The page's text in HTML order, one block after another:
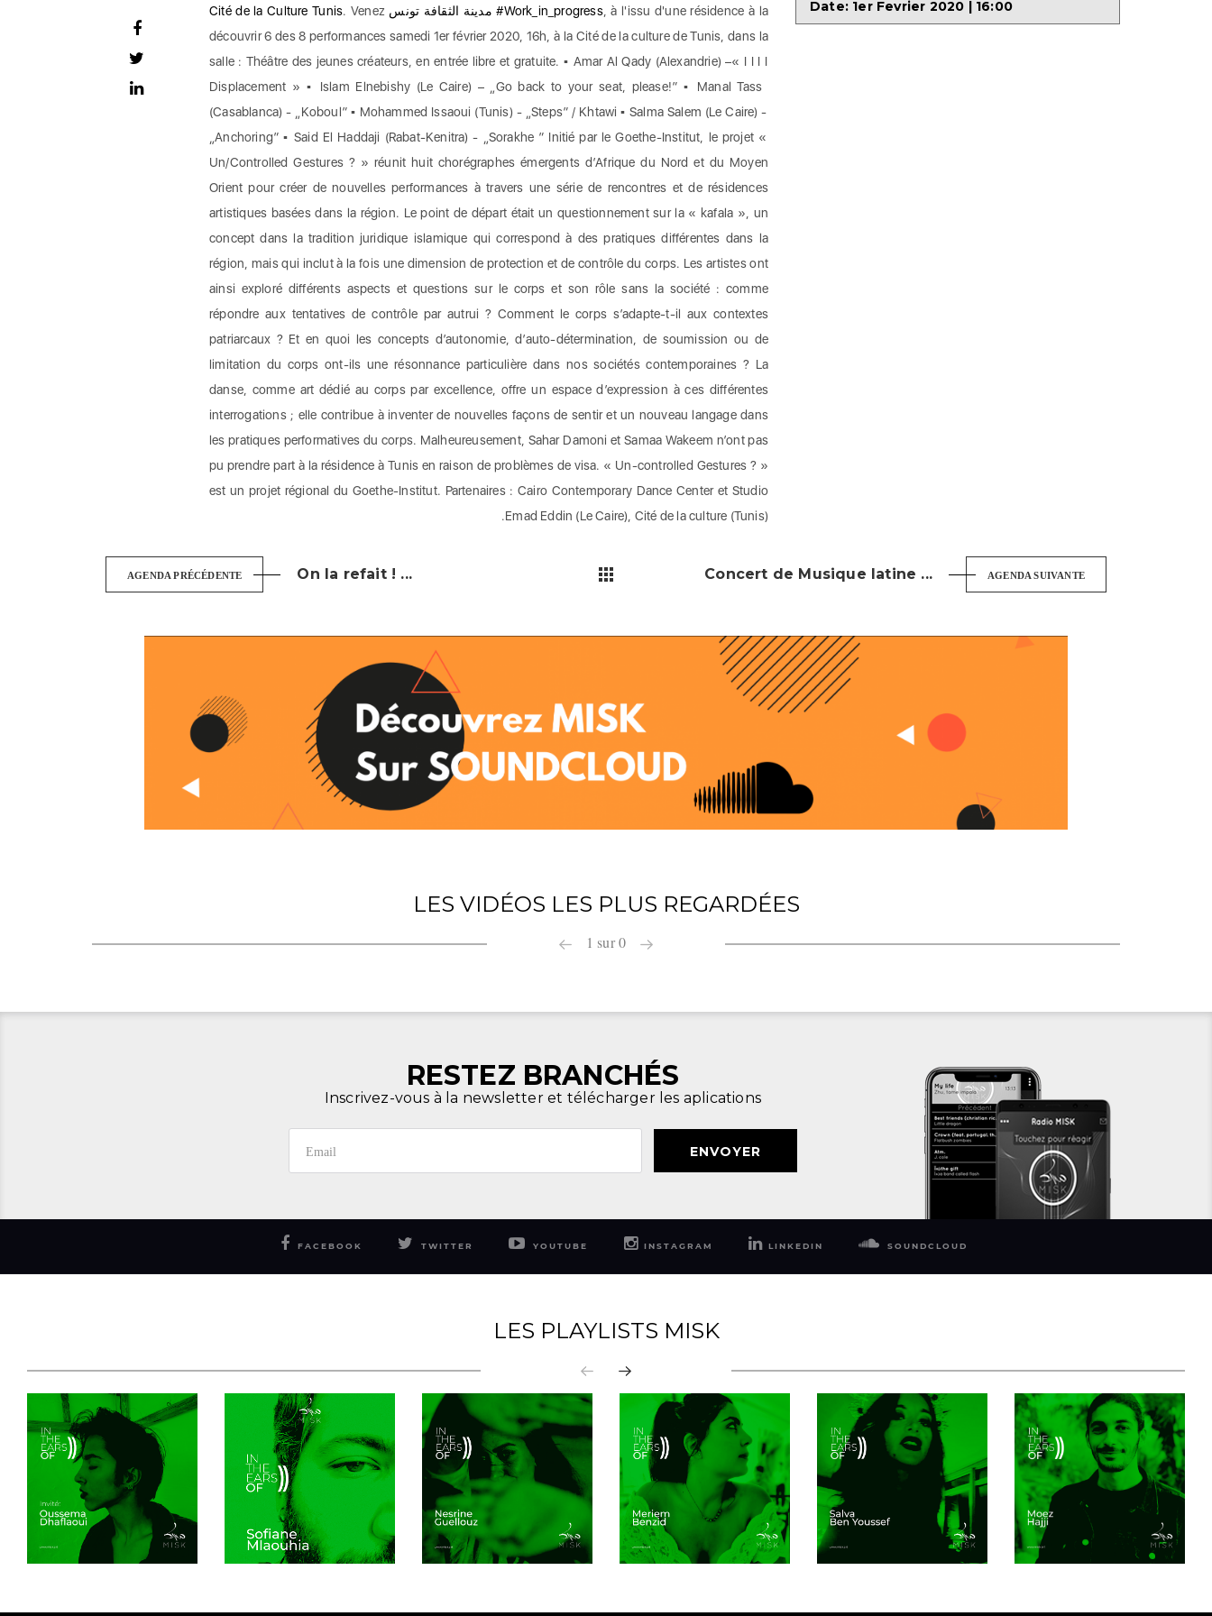
#Work_in_progress, à l'issu d'une résidence à la مدينة الثقافة تونس Cité de la Culture Tunis . Venez
découvrir 6 des 8 performances samedi 1er février 2020, 16h, à la Cité de la culture de Tunis, dans la
salle : Théâtre des jeunes créateurs, en entrée libre et gratuite. ▪️ Amar Al Qady (Alexandrie) –« I I I I
Displacement » ▪️ Islam Elnebishy (Le Caire) – „Go back to your seat, please!” ▪️ Manal Tass
(Casablanca) - „Koboul” ▪️ Mohammed Issaoui (Tunis) - „Steps” / Khtawi ▪️ Salma Salem (Le Caire) -
„Anchoring” ▪️ Said El Haddaji (Rabat-Kenitra) - „Sorakhe ” Initié par le Goethe-Institut, le projet «
Un/Controlled Gestures ? » réunit huit chorégraphes émergents d’Afrique du Nord et du Moyen
Orient pour créer de nouvelles performances à travers une série de rencontres et de résidences
artistiques basées dans la région. Le point de départ était un questionnement sur la « kafala », un
concept dans la tradition juridique islamique qui correspond à des pratiques différentes dans la
région, mais qui inclut à la fois une dimension de protection et de contrôle du corps. Les artistes ont
ainsi exploré différents aspects et questions sur le corps et son rôle sans la société : comme
répondre aux tentatives de contrôle par autrui ? Comment le corps s’adapte-t-il aux contextes
patriarcaux ? Et en quoi les concepts d’autonomie, d’auto-détermination, de soumission ou de
limitation du corps ont-ils une résonnance particulière dans nos sociétés contemporaines ? La
danse, comme art dédié au corps par excellence, offre un espace d’expression à ces différentes
interrogations ; elle contribue à inventer de nouvelles façons de sentir et un nouveau langage dans
les pratiques performatives du corps. Malheureusement, Sahar Damoni et Samaa Wakeem n’ont pas
pu prendre part à la résidence à Tunis en raison de problèmes de visa. « Un-controlled Gestures ? »
est un projet régional du Goethe-Institut. Partenaires : Cairo Contemporary Dance Center et Studio
Emad Eddin (Le Caire), Cité de la culture (Tunis).
Date: 1er Fevrier 2020 | 16:00
AGENDA PRÉCÉDENTE On la refait ! ... Concert de Musique latine ... AGENDA SUIVANTE
LES VIDÉOS LES PLUS REGARDÉES
1 sur0
RESTEZ BRANCHÉS
Inscrivez-vous à la newsletter et télécharger les aplications
ENVOYER
FACEBOOK TWITTER YOUTUBE INSTAGRAM LINKEDIN SOUNDCLOUD
LES PLAYLISTS MISK